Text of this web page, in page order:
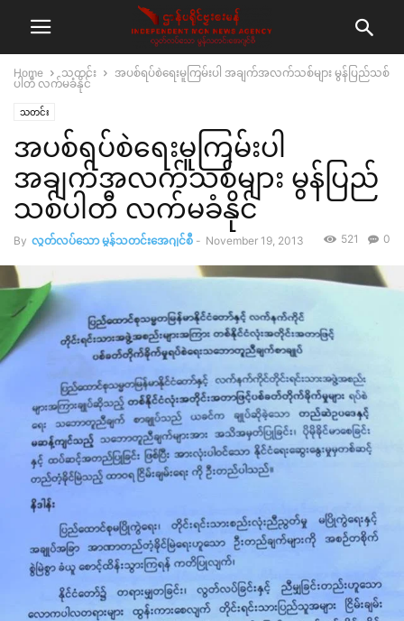
Home သတင်း
အပစ်ရပ်စဲရေးမူကြမ်းပါ အချက်အလက်သစ်များ မွန်ပြည်သစ်
ပါတီ လက်မခံနိုင်
သတင်း
အပစ်ရပ်စဲရေးမူကြမ်းပါ
အချက်အလက်သစ်များ မွန်ပြည်
သစ်ပါတီ လက်မခံနိုင်
By လွတ်လပ်သော မွန်သတင်းအေဂျင်စီ - November 19, 2013 0
521